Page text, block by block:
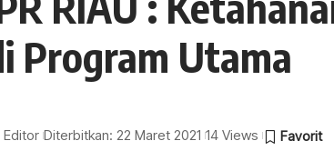
Program Utama
Editor Diterbitkan: 22 Maret 2021 14 Views